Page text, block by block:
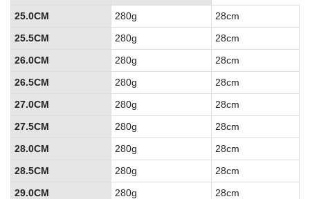
25.0CM
280g
28cm
25.5CM
280g
28cm
26.0CM
280g
28cm
26.5CM
280g
28cm
27.0CM
280g
28cm
27.5CM
280g
28cm
28.0CM
280g
28cm
28.5CM
280g
28cm
29.0CM
280g 28cm